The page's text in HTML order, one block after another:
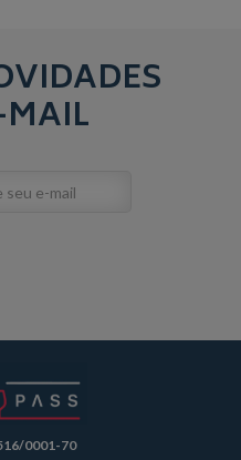
MAIL
0001-70